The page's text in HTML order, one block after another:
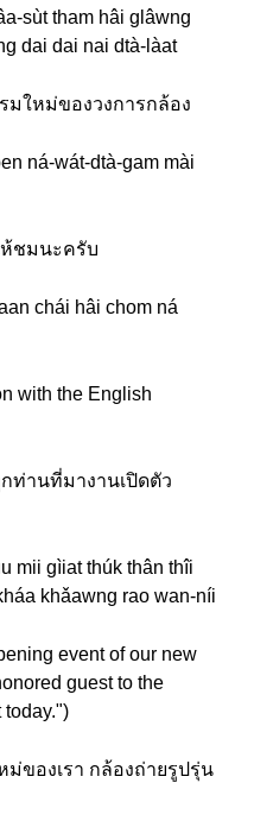
sùt tham hâi glâwng
dai dai nai dtà-làat
มใหม่ของวงการกล้อง
ná-wát-dtà-gam mài
ห้ชมนะครับ
chái hâi chom ná
with the English
ท่านที่มางานเปิดตัว
mii gìiat thúk thân thîi
khǎawng rao wan-níi
event of our new
guest to the
today.")
ของเรา กล้องถ่ายรูปรุ่น